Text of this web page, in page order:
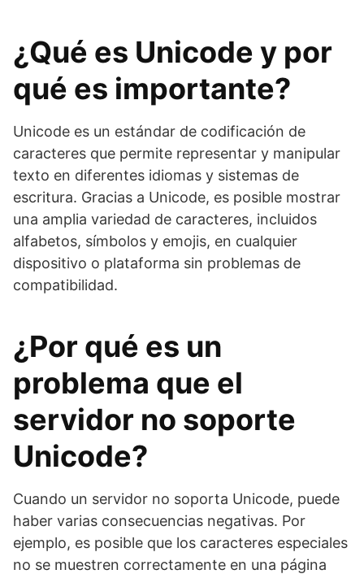
¿Qué es Unicode y por
qué es importante?
Unicode es un estándar de codificación de
caracteres que permite representar y manipular
texto en diferentes idiomas y sistemas de
escritura. Gracias a Unicode, es posible mostrar
una amplia variedad de caracteres, incluidos
alfabetos, símbolos y emojis, en cualquier
dispositivo o plataforma sin problemas de
compatibilidad.
¿Por qué es un
problema que el
servidor no soporte
Unicode?
Cuando un servidor no soporta Unicode, puede
haber varias consecuencias negativas. Por
ejemplo, es posible que los caracteres especiales
no se muestren correctamente en una página